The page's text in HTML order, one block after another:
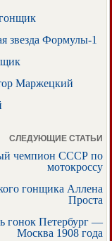
звезда Формулы-1
Маржецкий
СЛЕДУЮЩИЕ СТАТЬИ
чемпион СССР по
мотокроссу
гонщика Аллена
Проста
гонок Петербург —
Москва 1908 года